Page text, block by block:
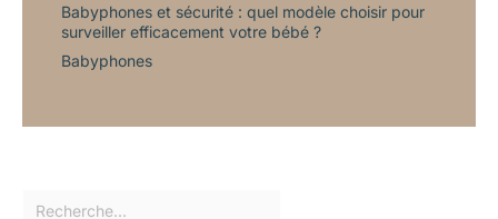
Babyphones et sécurité : quel modèle choisir pour
surveiller efficacement votre bébé ?
Babyphones